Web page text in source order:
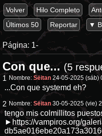
Volver Hilo Completo
Últimos 50
Reportar ▼
Página: 1-
Con que... (5
1 Nombre:Sëitan 24-05-2025 (sáb)
...Con que systemd eh?
2 Nombre:Sëitan 30-05-2025 (vie)
tengo mis colmillitos
►https://vampiros.org/